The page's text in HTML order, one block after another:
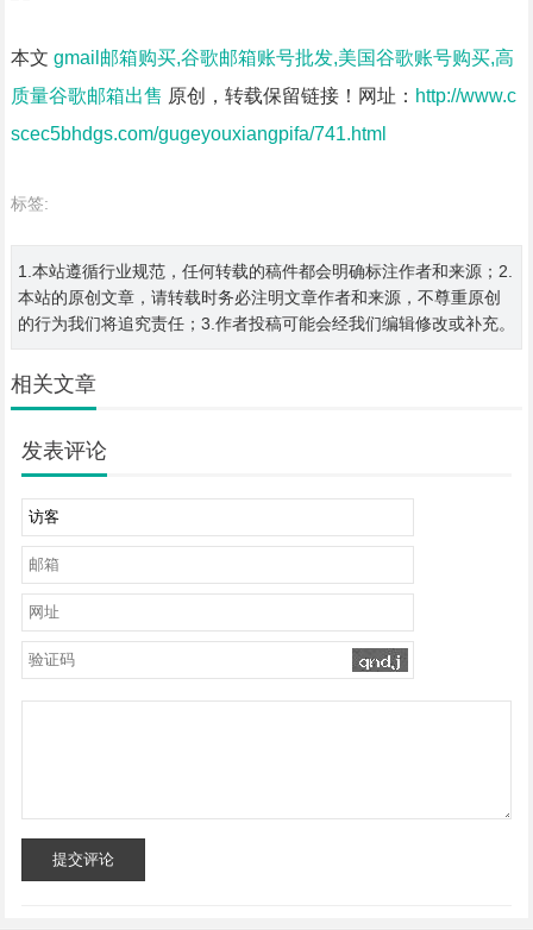
本文 gmail邮箱购买,谷歌邮箱账号批发,美国谷歌账号购买,高
质量谷歌邮箱出售 原创，转载保留链接！网址： http://www.c
scec5bhdgs.com/gugeyouxiangpifa/741.html
标签:
1.本站遵循行业规范，任何转载的稿件都会明确标注作者和来源；2.
本站的原创文章，请转载时务必注明文章作者和来源，不尊重原创
的行为我们将追究责任；3.作者投稿可能会经我们编辑修改或补充。
相关文章
发表评论
提交评论